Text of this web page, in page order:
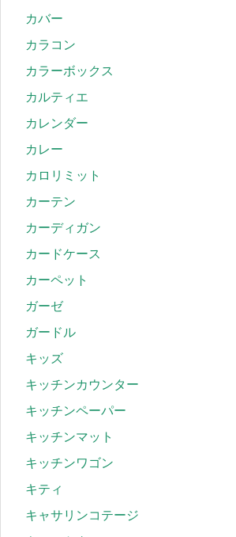
カバー
カラコン
カラーボックス
カルティエ
カレンダー
カレー
カロリミット
カーテン
カーディガン
カードケース
カーペット
ガーゼ
ガードル
キッズ
キッチンカウンター
キッチンペーパー
キッチンマット
キッチンワゴン
キティ
キャサリンコテージ